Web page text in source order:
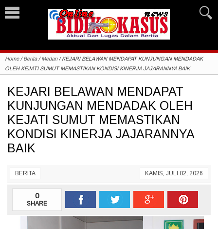
Home/Berita/Medan/KEJARI BELAWAN MENDAPAT KUNJUNGAN MENDADAK
OLEH KEJATI SUMUT MEMASTIKAN KONDISI KINERJA JAJARANNYA BAIK
KEJARI BELAWAN MENDAPAT
KUNJUNGAN MENDADAK OLEH
KEJATI SUMUT MEMASTIKAN
KONDISI KINERJA JAJARANNYA
BAIK
BERITA KAMIS, JULI 02, 2026
0
SHARE